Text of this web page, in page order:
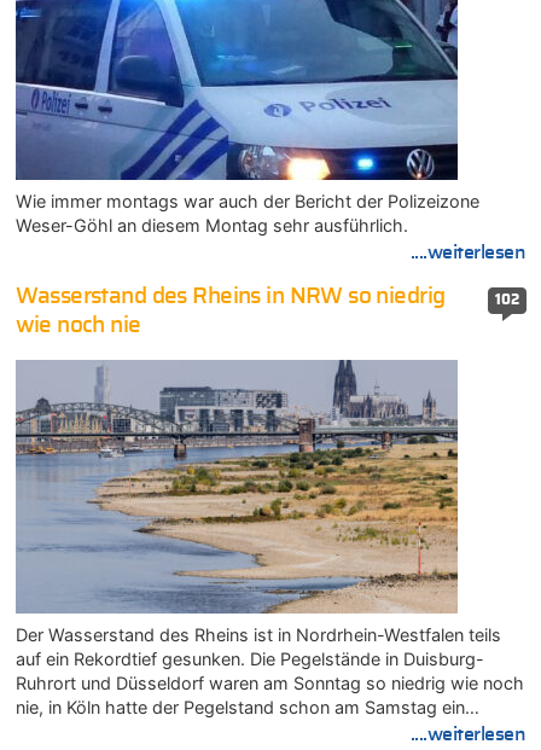
Wie immer montags war auch der Bericht der Polizeizone
Weser-Göhl an diesem Montag sehr ausführlich.
....weiterlesen
102
Wasserstand des Rheins in NRW so niedrig
wie noch nie
Der Wasserstand des Rheins ist in Nordrhein-Westfalen teils
auf ein Rekordtief gesunken. Die Pegelstände in Duisburg-
Ruhrort und Düsseldorf waren am Sonntag so niedrig wie noch
nie, in Köln hatte der Pegelstand schon am Samstag ein…
....weiterlesen